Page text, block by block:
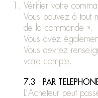
Vérifier votre
Vous pouvez à tout
de la commande ».
Vous avez
Vous devrez
votre compte.
7.3 PAR
L’Acheteur peut